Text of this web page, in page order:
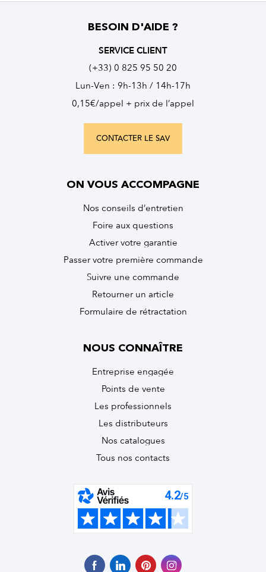
BESOIN D'AIDE ?
SERVICE CLIENT
(+33) 0 825 95 50 20
Lun-Ven : 9h-13h / 14h-17h
0,15€/appel + prix de l’appel
CONTACTER LE SAV
ON VOUS ACCOMPAGNE
Nos conseils d’entretien
Foire aux questions
Activer votre garantie
Passer votre première commande
Suivre une commande
Retourner un article
Formulaire de rétractation
NOUS CONNAÎTRE
Entreprise engagée
Points de vente
Les professionnels
Les distributeurs
Nos catalogues
Tous nos contacts